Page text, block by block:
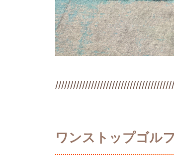
ワンストップゴル